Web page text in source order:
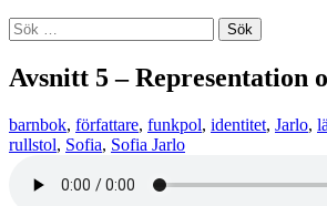
Sök
efter:
Avsnitt 5 – Representation
barnbok, författare, funkpol, identitet, Jarlo,
rullstol, Sofia, Sofia Jarlo